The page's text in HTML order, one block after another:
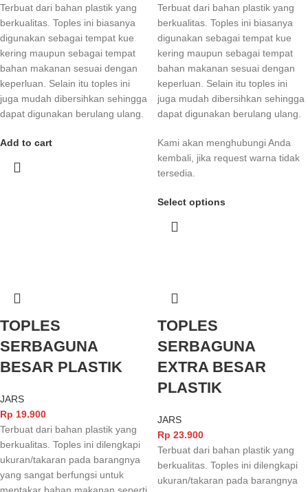
Terbuat dari bahan plastik yang
berkualitas. Toples ini biasanya
digunakan sebagai tempat kue
kering maupun sebagai tempat
bahan makanan sesuai dengan
keperluan. Selain itu toples ini
juga mudah dibersihkan sehingga
dapat digunakan berulang ulang.
Add to cart
Terbuat dari bahan plastik yang
berkualitas. Toples ini biasanya
digunakan sebagai tempat kue
kering maupun sebagai tempat
bahan makanan sesuai dengan
keperluan. Selain itu toples ini
juga mudah dibersihkan sehingga
dapat digunakan berulang ulang.
Kami akan menghubungi Anda
kembali, jika request warna tidak
tersedia.
Select options
TOPLES
SERBAGUNA
BESAR PLASTIK
JARS
Rp 19.900
Terbuat dari bahan plastik yang
berkualitas. Toples ini dilengkapi
ukuran/takaran pada barangnya
yang sangat berfungsi untuk
TOPLES
SERBAGUNA
EXTRA BESAR
PLASTIK
JARS
Rp 23.900
Terbuat dari bahan plastik yang
berkualitas. Toples ini dilengkapi
ukuran/takaran pada barangnya